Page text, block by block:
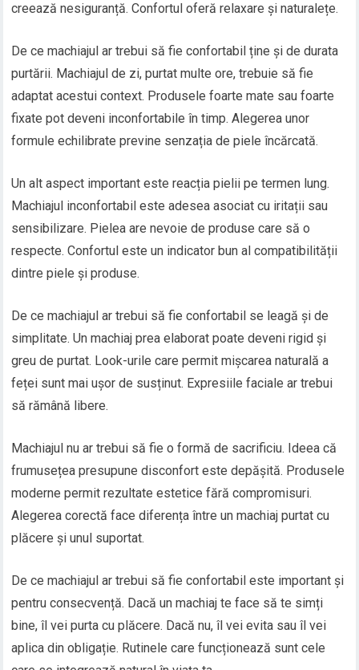
creează nesiguranță. Confortul oferă relaxare și naturalețe.
De ce machiajul ar trebui să fie confortabil ține și de durata
purtării. Machiajul de zi, purtat multe ore, trebuie să fie
adaptat acestui context. Produsele foarte mate sau foarte
fixate pot deveni inconfortabile în timp. Alegerea unor
formule echilibrate previne senzația de piele încărcată.
Un alt aspect important este reacția pielii pe termen lung.
Machiajul inconfortabil este adesea asociat cu iritații sau
sensibilizare. Pielea are nevoie de produse care să o
respecte. Confortul este un indicator bun al compatibilității
dintre piele și produse.
De ce machiajul ar trebui să fie confortabil se leagă și de
simplitate. Un machiaj prea elaborat poate deveni rigid și
greu de purtat. Look-urile care permit mișcarea naturală a
feței sunt mai ușor de susținut. Expresiile faciale ar trebui
să rămână libere.
Machiajul nu ar trebui să fie o formă de sacrificiu. Ideea că
frumusețea presupune disconfort este depășită. Produsele
moderne permit rezultate estetice fără compromisuri.
Alegerea corectă face diferența între un machiaj purtat cu
plăcere și unul suportat.
De ce machiajul ar trebui să fie confortabil este important și
pentru consecvență. Dacă un machiaj te face să te simți
bine, îl vei purta cu plăcere. Dacă nu, îl vei evita sau îl vei
aplica din obligație. Rutinele care funcționează sunt cele